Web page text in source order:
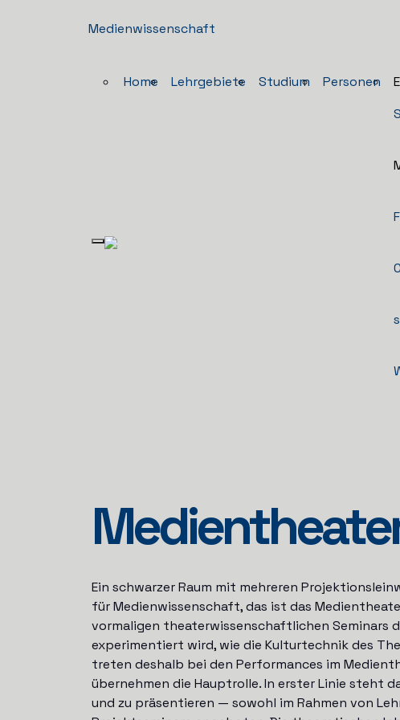
Medienwissenschaft
Home Lehrgebiete Studium Personen
Ein schwarzer Raum mit mehreren
für Medienwissenschaft, das ist das
vormaligen theaterwissenschaftlichen Seminars
experimentiert wird, wie die Kulturtechnik des
treten deshalb bei den Performances im
übernehmen die Hauptrolle. In erster Linie steht
und zu präsentieren — sowohl im Rahmen von